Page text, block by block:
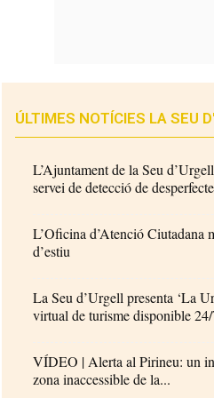
ÚLTIMES NOTÍCIES LA SEU
L’Ajuntament de la Seu
servei de detecció de
L’Oficina d’Atenció Ciutadana
d’estiu
La Seu d’Urgell presenta ‘La
virtual de turisme disponible
VÍDEO | Alerta al Pirineu: un
zona inaccessible de la...